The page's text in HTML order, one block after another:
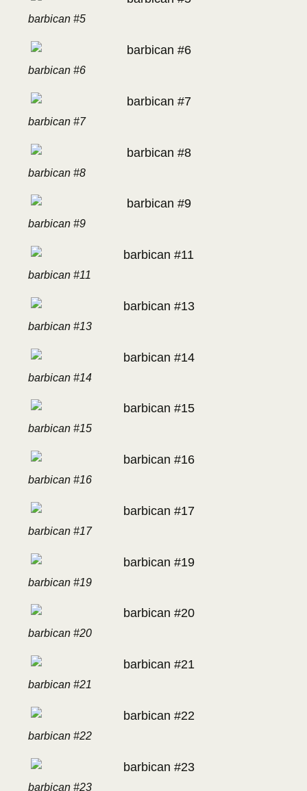
barbican #5
barbican #6
barbican #7
barbican #8
barbican #9
barbican #11
barbican #13
barbican #14
barbican #15
barbican #16
barbican #17
barbican #19
barbican #20
barbican #21
barbican #22
barbican #23